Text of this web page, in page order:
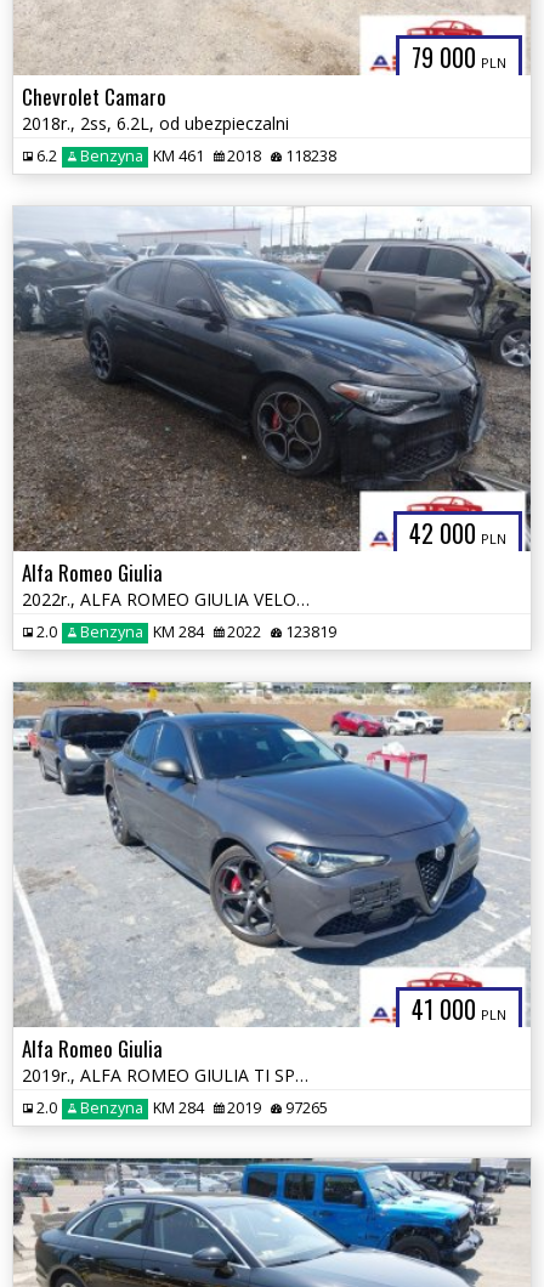
79 000 PLN
Chevrolet Camaro
2018r., 2ss, 6.2L, od ubezpieczalni
6.2 Benzyna KM 461 2018 118238
42 000 PLN
Alfa Romeo Giulia
2022r., ALFA ROMEO GIULIA VELOCE TI RWD, 2L, od ubezpieczalni
2.0 Benzyna KM 284 2022 123819
41 000 PLN
Alfa Romeo Giulia
2019r., ALFA ROMEO GIULIA TI SPORT AWD, 2L, od ubezpieczalni
2.0 Benzyna KM 284 2019 97265